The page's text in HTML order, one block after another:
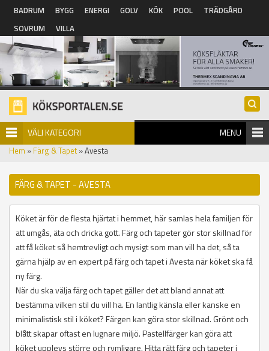
Hoppa till huvudinnehåll
BADRUM BYGG ENERGI GOLV KÖK POOL
TRÄDGÅRD
SOVRUM
VILLA
VÄLJ KATEGORI MENU
Hem » Färg & Tapet» Avesta
FÄRG & TAPET - AVESTA
Köket är för de flesta hjärtat i hemmet, här samlas hela familjen för
att umgås, äta och dricka gott. Färg och tapeter gör stor skillnad för
att få köket så hemtrevligt och mysigt som man vill ha det, så ta
gärna hjälp av en expert på färg och tapet i Avesta när köket ska få
ny färg.
När du ska välja färg och tapet gäller det att bland annat att
bestämma vilken stil du vill ha. En lantlig känsla eller kanske en
minimalistisk stil i köket? Färgen kan göra stor skillnad. Grönt och
blått skapar oftast en lugnare miljö. Pastellfärger kan göra att
köket upplevs större och rymligare. Hitta rätt färg och tapeter i